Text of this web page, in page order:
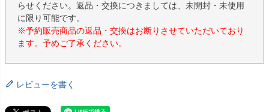
らせください。返品・交換につきましては、未開封・未使用
に限り可能です。
※予約販売商品の返品・交換はお断りさせていただいており
ます。予めご了承ください。
レビューを書く